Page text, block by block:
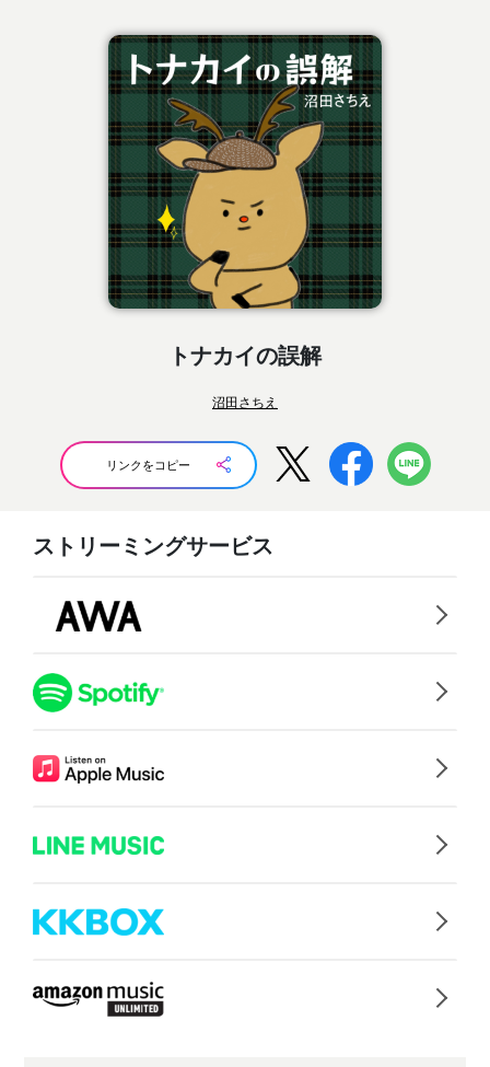
トナカイの誤解
沼田さちえ
リンクをコピー
ストリーミングサービス